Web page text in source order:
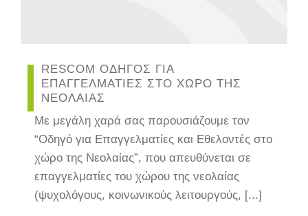
RESCOM ΟΔΗΓΟΣ ΓΙΑ
ΕΠΑΓΓΕΛΜΑΤΙΕΣ ΣΤΟ ΧΩΡΟ ΤΗΣ
ΝΕΟΛΑΙΑΣ
Με μεγάλη χαρά σας παρουσιάζουμε τον
“Οδηγό για Επαγγελματίες και Εθελοντές στο
χώρο της Νεολαίας”, που απευθύνεται σε
επαγγελματίες του χώρου της νεολαίας
(ψυχολόγους, κοινωνικούς λειτουργούς, [...]